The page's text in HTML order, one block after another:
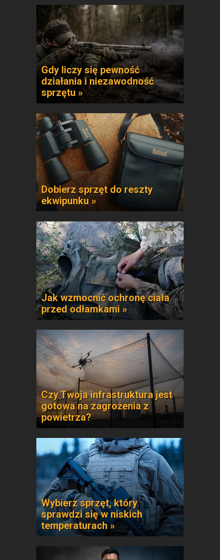
Gdy liczy się pewność
działania i niezawodność
sprzętu »
Dobierz sprzęt do reszty
ekwipunku »
Jak wzmocnić ochronę ciała
przed odłamkami »
Czy Twoja infrastruktura jest
gotowa na zagrożenia z
powietrza?
Wybierz sprzęt, który
sprawdzi się w niskich
temperaturach »